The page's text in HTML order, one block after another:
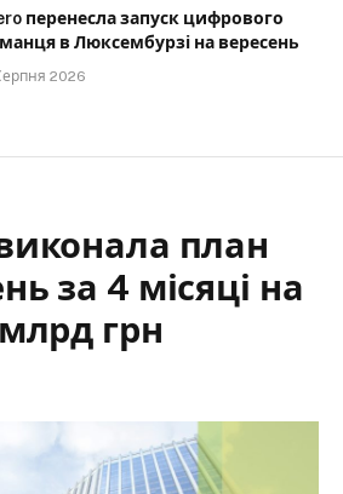
перенесла запуск цифрового
в Люксембурзі на вересень
2026
план
за 4 місяці на
грн